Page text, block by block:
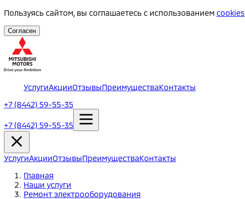
Пользуясь сайтом, вы соглашаетесь с использованием cookies
Согласен
УслугиАкцииОтзывыПреимуществаКонтакты
+7 (8442) 59-55-35
+7 (8442) 59-55-35
УслугиАкцииОтзывыПреимуществаКонтакты
Главная
Наши услуги
Ремонт электрооборудования